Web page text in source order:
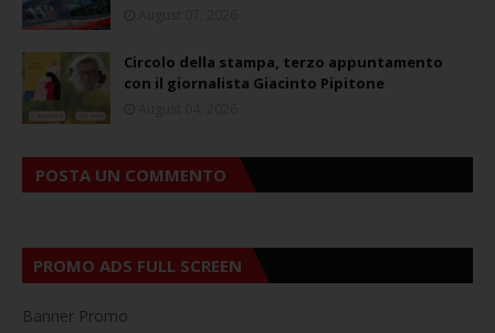
Circolo della stampa, terzo appuntamento
con il giornalista Giacinto Pipitone
POSTA UN COMMENTO
PROMO ADS FULL SCREEN
Banner Promo